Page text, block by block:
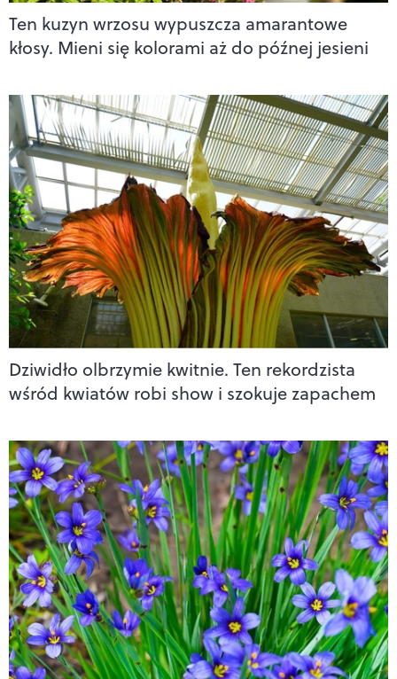
Ten kuzyn wrzosu wypuszcza amarantowe
kłosy. Mieni się kolorami aż do późnej jesieni
Dziwidło olbrzymie kwitnie. Ten rekordzista
wśród kwiatów robi show i szokuje zapachem